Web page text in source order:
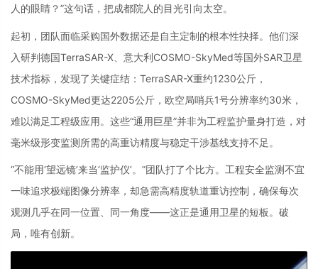
人的眼睛？”这句话，把成都院人的目光引向太空。
起初，团队面临采购国外数据还是自主定制的根本性抉择。他们深
入研判德国TerraSAR-X、意大利COSMO-SkyMed等国外SAR卫星
技术指标，发现了关键症结：TerraSAR-X重约1230公斤，
COSMO-SkyMed更达2205公斤，欧空局哨兵1号分辨率约30米，
难以满足工程级应用。这些“通用巨星”并非为工程监护量身打造，对
毫米级形变监测所需的高重访精度与稳定干涉基线支持不足。
“不能用‘望远镜’来当‘监护仪’。”团队打了个比方。工程安全监测不宜
一味追求极端图像分辨率，却急需高精度轨道重访控制，确保每次
观测几乎在同一位置、同一角度——这正是通用卫星的短板。破
局，唯有创新。